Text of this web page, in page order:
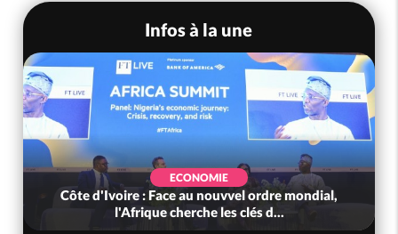
Infos à la une
ECONOMIE
Côte d'Ivoire : Face au nouvvel ordre mondial,
l'Afrique cherche les clés d...